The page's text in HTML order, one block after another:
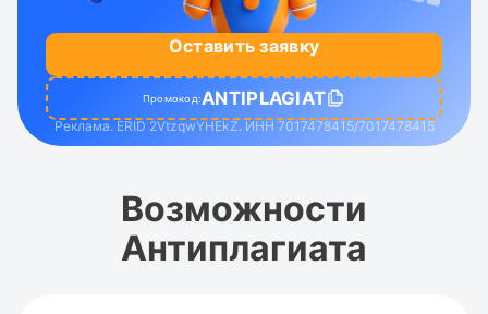
Оставить заявку
Промокод:ANTIPLAGIAT
Реклама. ERID 2VtzqwYHEkZ. ИНН 7017478415/7017478415
Возможности
Антиплагиата